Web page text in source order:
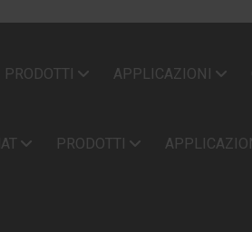
PRODOTTI APPLICAZIONI
PRODOTTI